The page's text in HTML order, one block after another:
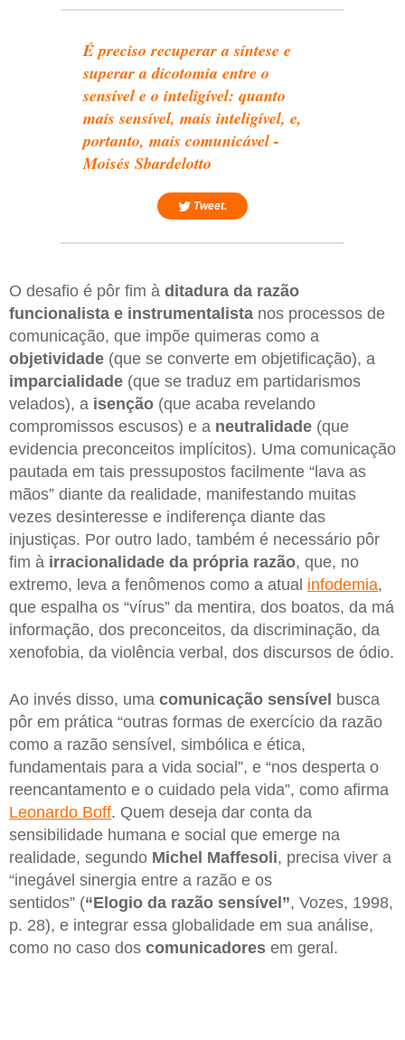
É preciso recuperar a síntese e
superar a dicotomia entre o
sensível e o inteligível: quanto
mais sensível, mais inteligível, e,
portanto, mais comunicável -
Moisés Sbardelotto
Tweet.
O desafio é pôr fim à ditadura da razão
funcionalista e instrumentalista nos processos de
comunicação, que impõe quimeras como a
objetividade (que se converte em objetificação), a
imparcialidade (que se traduz em partidarismos
velados), a isenção (que acaba revelando
compromissos escusos) e a neutralidade (que
evidencia preconceitos implícitos). Uma comunicação
pautada em tais pressupostos facilmente “lava as
mãos” diante da realidade, manifestando muitas
vezes desinteresse e indiferença diante das
injustiças. Por outro lado, também é necessário pôr
fim à irracionalidade da própria razão, que, no
extremo, leva a fenômenos como a atual infodemia,
que espalha os “vírus” da mentira, dos boatos, da má
informação, dos preconceitos, da discriminação, da
xenofobia, da violência verbal, dos discursos de ódio.
Ao invés disso, uma comunicação sensível busca
pôr em prática “outras formas de exercício da razão
como a razão sensível, simbólica e ética,
fundamentais para a vida social”, e “nos desperta o
reencantamento e o cuidado pela vida”, como afirma
Leonardo Boff. Quem deseja dar conta da
sensibilidade humana e social que emerge na
realidade, segundo Michel Maffesoli, precisa viver a
“inegável sinergia entre a razão e os
sentidos” (“Elogio da razão sensível”, Vozes, 1998,
p. 28), e integrar essa globalidade em sua análise,
como no caso dos comunicadores em geral.